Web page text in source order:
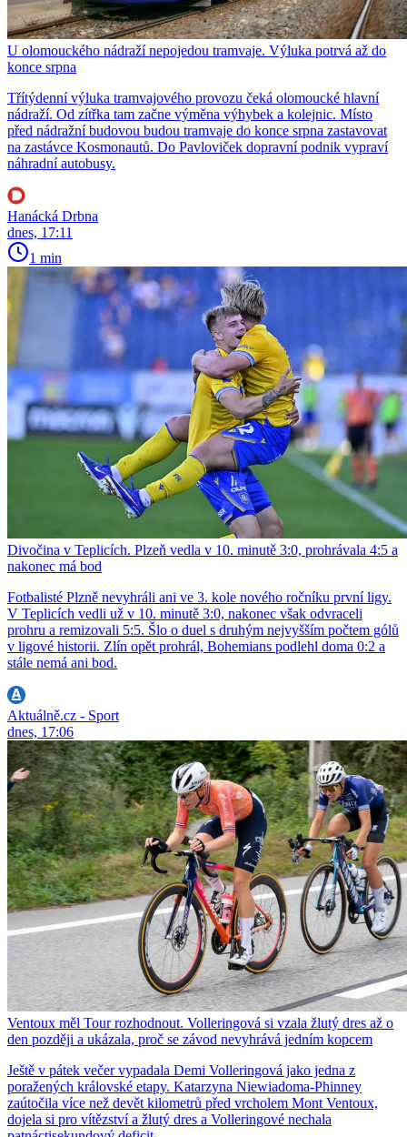
U olomouckého nádraží nepojedou tramvaje. Výluka potrvá až do
konce srpna
Třítýdenní výluka tramvajového provozu čeká olomoucké hlavní
nádraží. Od zítřka tam začne výměna výhybek a kolejnic. Místo
před nádražní budovou budou tramvaje do konce srpna zastavovat
na zastávce Kosmonautů. Do Pavloviček dopravní podnik vypraví
náhradní autobusy.
Hanácká Drbna
dnes, 17:11
1 min
Divočina v Teplicích. Plzeň vedla v 10. minutě 3:0, prohrávala 4:5 a
nakonec má bod
Fotbalisté Plzně nevyhráli ani ve 3. kole nového ročníku první ligy.
V Teplicích vedli už v 10. minutě 3:0, nakonec však odvraceli
prohru a remizovali 5:5. Šlo o duel s druhým nejvyšším počtem gólů
v ligové historii. Zlín opět prohrál, Bohemians podlehl doma 0:2 a
stále nemá ani bod.
Aktuálně.cz - Sport
dnes, 17:06
Ventoux měl Tour rozhodnout. Volleringová si vzala žlutý dres až o
den později a ukázala, proč se závod nevyhrává jedním kopcem
Ještě v pátek večer vypadala Demi Volleringová jako jedna z
poražených královské etapy. Katarzyna Niewiadoma-Phinney
zaútočila více než devět kilometrů před vrcholem Mont Ventoux,
dojela si pro vítězství a žlutý dres a Volleringové nechala